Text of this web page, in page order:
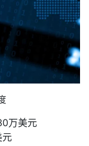
万美元
元